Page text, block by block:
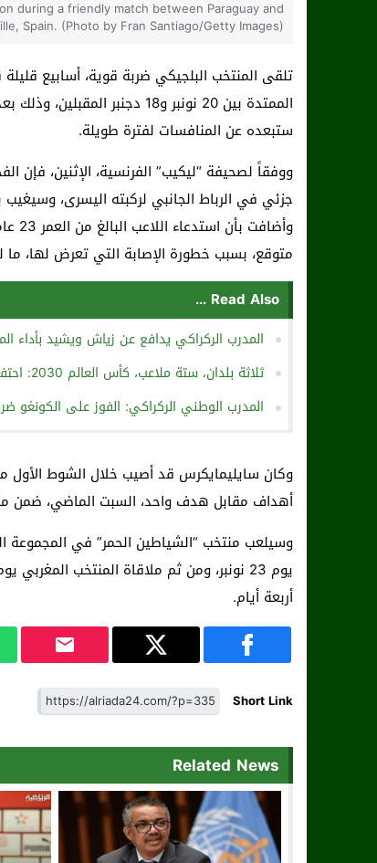
during a friendly match between Paraguay and
Spain. (Photo by Fran Santiago/Getty Images)
تلقى المنتخب البلجيكي ضربة قوية، أسابيع
الممتدة بين 20 نونبر و18
ستبعده عن المنافسات لفترة طويلة.
ووفقاً لصحيفة “ليكيب” الفرنسية، الإثنين، فإن
جزئي في الرباط الجانبي لركبته اليسرى، وسيغيب بذلك عن
متوقع، بسبب خطورة الإصابة التي تعرض لها،
Read Also ...
المدرب الركراكي يدافع عن زياش ويشيد
ثلاثة بلدان، ستة ملاعب، كأس العالم 2030: احتفالية رياضية عبر القارات
المدرب الوطني الركراكي: الفوز على الكونغو
وكان سايليمايكرس قد أصيب خلال الشوط الأول
أهداف مقابل هدف واحد، السبت الماضي، ضمن
وسيلعب منتخب “الشياطين الحمر” في المجموعة
أربعة أيام.
Short Link
Related News